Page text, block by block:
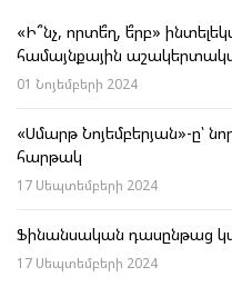
«Ի՞նչ, որտե՞ղ, ե՞րբ»
համայնքային
01 Նոյեմբերի 2024
«Սմարթ Նոյեմբերյան»-ը՝
հարթակ
17 Սեպտեմբերի 2024
Ֆինանսական դասընթաց
17 Սեպտեմբերի 2024